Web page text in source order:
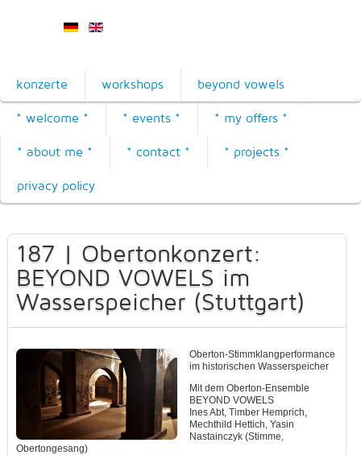
konzerte workshops beyond vowels
* welcome * * events * * my offers *
* about me * * contact * * projects *
privacy policy
187 | Obertonkonzert:
BEYOND VOWELS im
Wasserspeicher (Stuttgart)
Oberton-Stimmklangperformance
im historischen Wasserspeicher
Mit dem Oberton-Ensemble
BEYOND VOWELS
Ines Abt, Timber Hemprich,
Mechthild Hettich, Yasin
Nastainczyk (Stimme,
Obertongesang)